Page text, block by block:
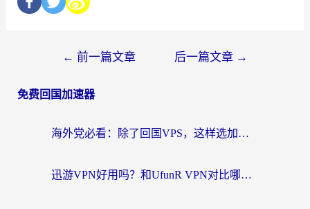
← 前一篇文章 后一篇文章 →
免费回国加速器
海外党必看：除了回国VPS，这样选加速器也能无缝刷国内资源？
迅游VPN好用吗？和UfunR VPN对比哪个回国效果更好？海外党亲测避坑指南